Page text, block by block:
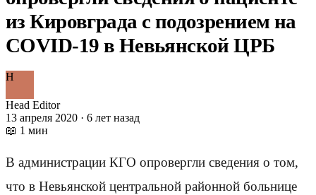
из Кировграда с подозрением на
COVID-19 в Невьянской ЦРБ
H
Head Editor
13 апреля 2020 · 6 лет назад
📖 1 мин
В администрации КГО опровергли сведения о том,
что в Невьянской центральной районной больнице